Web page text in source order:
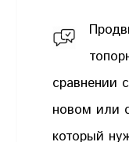
сравнении
новом или
который